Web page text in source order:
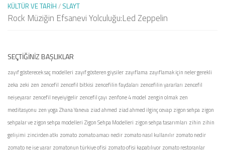
KÜLTÜR VE TARIH / SLAYT
Rock Müziğin Efsanevi Yolculuğu:Led Zeppelin
SEÇTIĞINIZ BAŞLIKLAR
zayıf gösterecek saç modelleri zayıf gösteren giysiler zayıflama zayıflamak için neler gerekli
zeka zeki zen zencefil zencefil bitkisi zencefilin faydaları zencefilin yararları zencefil
neişeyarar zencefil neyeiyigelir zencefil çayı zenfone 4 model zengin olmak zen
meditasyonu zen yogaZhana Yaneva ziad ahmed ziad ahmed ilginç cevap zigon sehpa zigon
sehpalar ve zigon sehpa modelleri Zigon Sehpa Modelleri zigon sehpa tasarımları zihin zihin
gelişimi zincirden atkı zomato zomato amacı nedir zomato nasıl kullanılır zomato nedir
zomato ne işe yarar zomatonun türkiye ofisi zomato ofisi kapatılıyor zomato restoranlar